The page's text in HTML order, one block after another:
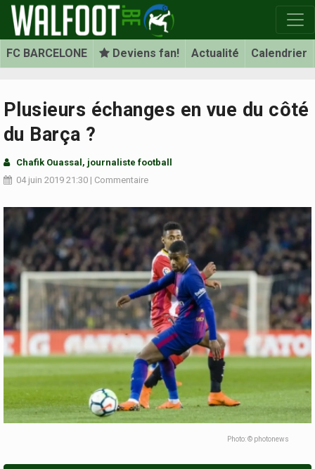
FC BARCELONE Deviens fan! Actualité Calendrier
Plusieurs échanges en vue du côté
du Barça ?
Chafik Ouassal, journaliste football
04 juin 2019 21:30 | Commentaire
Photo: © photonews